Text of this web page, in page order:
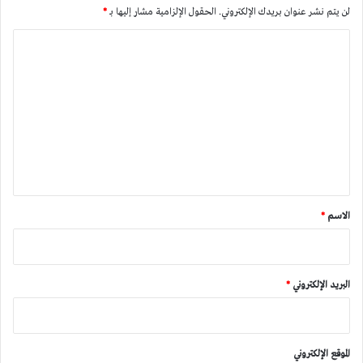
لن يتم نشر عنوان بريدك الإلكتروني. الحقول الإلزامية مشار إليها بـ*
*
الاسم *
البريد الإلكتروني *
الموقع الإلكتروني